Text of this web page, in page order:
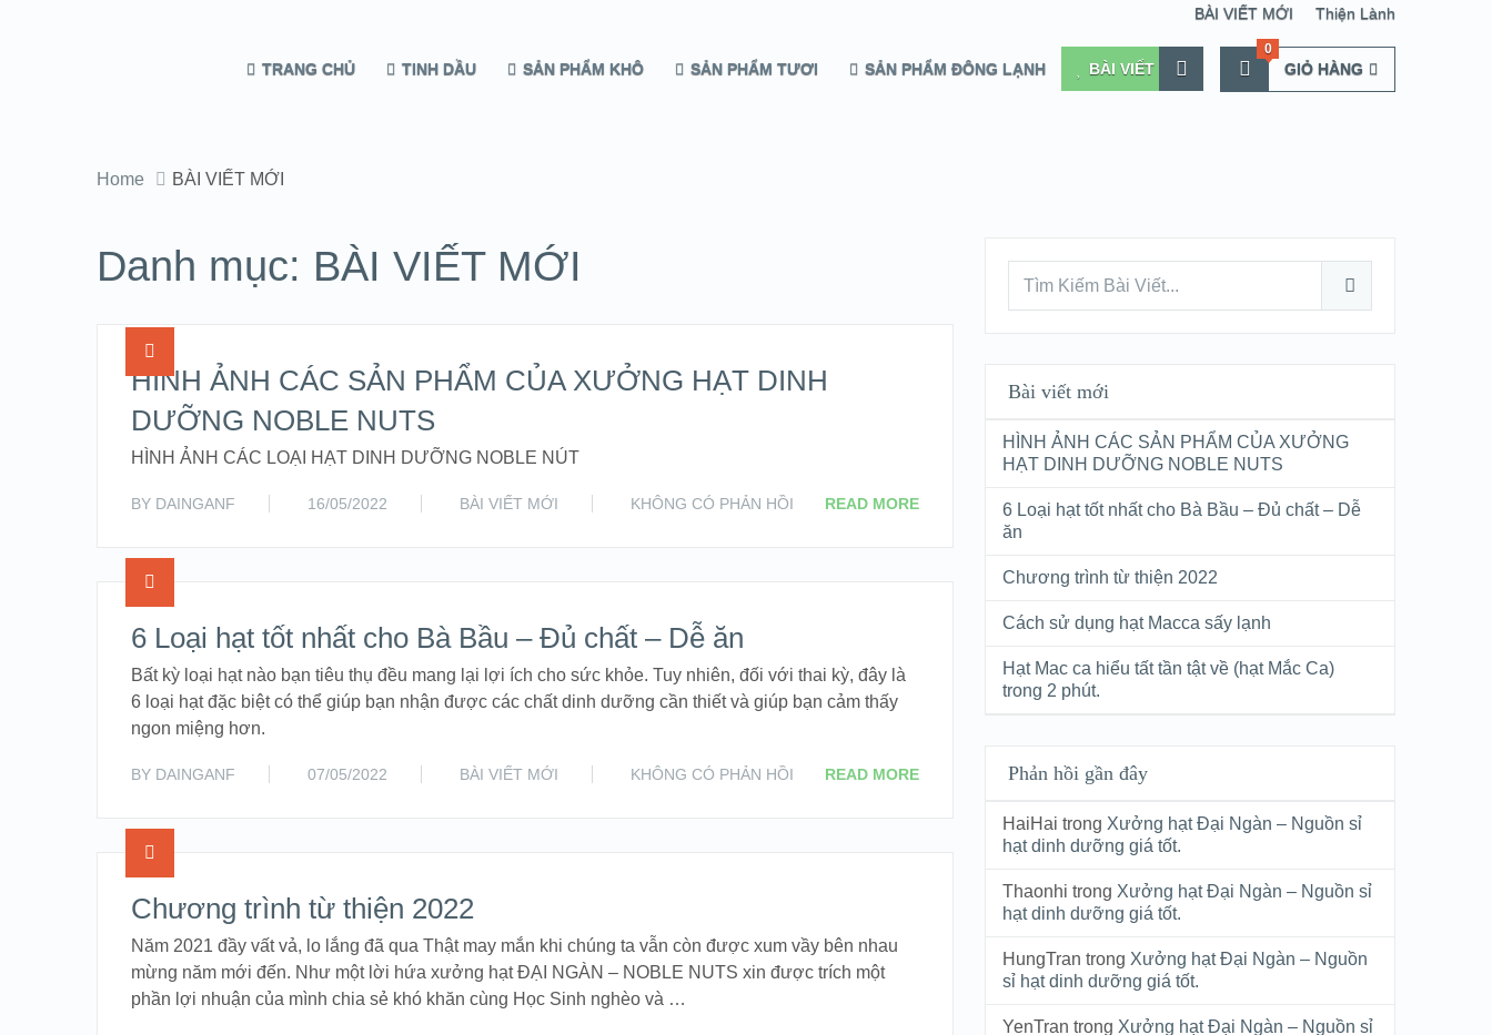
BÀI VIẾT MỚI Thiện Lành
TRANG CHỦ TINH DẦU SẢN PHẨM KHÔ SẢN PHẨM TƯƠI SẢN PHẨM ĐÔNG LẠNH BÀI VIẾT GIỎ HÀNG
0
Home BÀI VIẾT MỚI
Danh mục: BÀI VIẾT MỚI
HÌNH ẢNH CÁC SẢN PHẨM CỦA XƯỞNG HẠT DINH
DƯỠNG NOBLE NUTS
HÌNH ẢNH CÁC LOẠI HẠT DINH DƯỠNG NOBLE NÚT
BY DAINGANF 16/05/2022 BÀI VIẾT MỚI KHÔNG CÓ PHẢN HỒI READ MORE
6 Loại hạt tốt nhất cho Bà Bầu – Đủ chất – Dễ ăn
Bất kỳ loại hạt nào bạn tiêu thụ đều mang lại lợi ích cho sức khỏe. Tuy nhiên, đối với thai kỳ, đây là
6 loại hạt đặc biệt có thể giúp bạn nhận được các chất dinh dưỡng cần thiết và giúp bạn cảm thấy
ngon miệng hơn.
BY DAINGANF 07/05/2022 BÀI VIẾT MỚI KHÔNG CÓ PHẢN HỒI READ MORE
Chương trình từ thiện 2022
Năm 2021 đầy vất vả, lo lắng đã qua Thật may mắn khi chúng ta vẫn còn được xum vầy bên nhau
mừng năm mới đến. Như một lời hứa xưởng hạt ĐẠI NGÀN – NOBLE NUTS xin được trích một
phần lợi nhuận của mình chia sẻ khó khăn cùng Học Sinh nghèo và …
Bài viết mới
HÌNH ẢNH CÁC SẢN PHẨM CỦA XƯỞNG
HẠT DINH DƯỠNG NOBLE NUTS
6 Loại hạt tốt nhất cho Bà Bầu – Đủ chất – Dễ
ăn
Chương trình từ thiện 2022
Cách sử dụng hạt Macca sấy lạnh
Hạt Mac ca hiểu tất tần tật về (hạt Mắc Ca)
trong 2 phút.
Phản hồi gần đây
HaiHai trong Xưởng hạt Đại Ngàn – Nguồn sỉ
hạt dinh dưỡng giá tốt.
Thaonhi trong Xưởng hạt Đại Ngàn – Nguồn sỉ
hạt dinh dưỡng giá tốt.
HungTran trong Xưởng hạt Đại Ngàn – Nguồn
sỉ hạt dinh dưỡng giá tốt.
YenTran trong Xưởng hạt Đại Ngàn – Nguồn sỉ